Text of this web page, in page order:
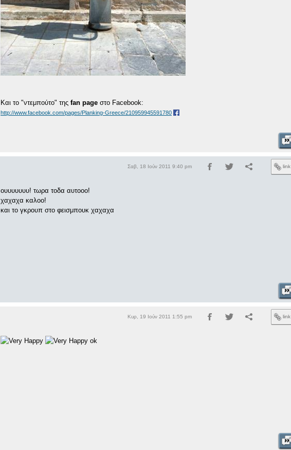
Και το "ντεμπούτο" της fan page στο Facebook:
http://www.facebook.com/pages/Planking-Greece/210959945591780
Σαβ, 18 Ιούν 2011 9:40 pm
ουυυυυυυ! τωρα τοδα αυτοοο!
χαχαχα καλοο!
και το γκρουπ στο φεισμπουκ χαχαχα
Κυρ, 19 Ιούν 2011 1:55 pm
ok